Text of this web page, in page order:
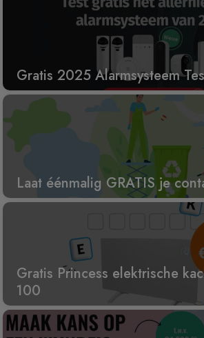
Gratis 2025 Alarmsysteem
Laat éénmalig GRATIS je
Gratis Princess elektrische
100